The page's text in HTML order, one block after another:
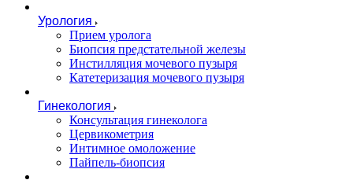
Урология
Прием уролога
Биопсия предстательной железы
Инстилляция мочевого пузыря
Катетеризация мочевого пузыря
Гинекология
Консультация гинеколога
Цервикометрия
Интимное омоложение
Пайпель-биопсия